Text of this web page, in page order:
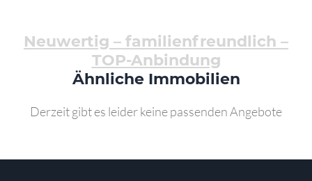
Neuwertig – familienfreundlich –
TOP-Anbindung
Ähnliche Immobilien
Derzeit gibt es leider keine passenden Angebote